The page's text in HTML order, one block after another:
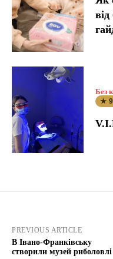
Без
★
PREVIOUS ARTICLE
В Івано-Франківську
створили музей риболовлі